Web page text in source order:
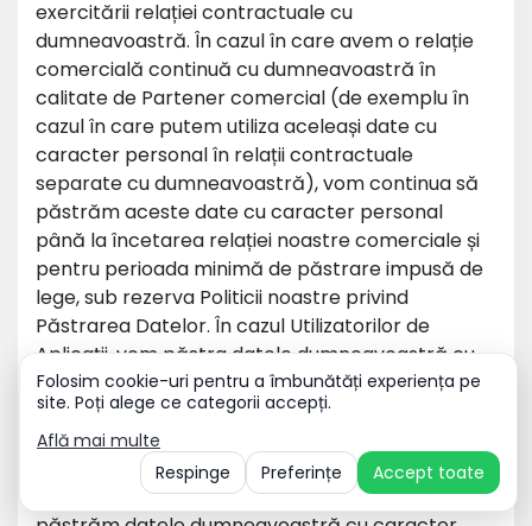
exercitării relației contractuale cu
dumneavoastră. În cazul în care avem o relație
comercială continuă cu dumneavoastră în
calitate de Partener comercial (de exemplu în
cazul în care putem utiliza aceleași date cu
caracter personal în relații contractuale
separate cu dumneavoastră), vom continua să
păstrăm aceste date cu caracter personal
până la încetarea relației noastre comerciale și
pentru perioada minimă de păstrare impusă de
lege, sub rezerva Politicii noastre privind
Păstrarea Datelor. În cazul Utilizatorilor de
Aplicații, vom păstra datele dumneavoastră cu
caracter personal pentru perioada în care
Aplicația Mobilă este descărcată sau perioada
indicată de legislația relevantă, sub rezerva
Politicii noastre privind Păstrarea Datelor. Dacă
doriți mai multe informații despre cât timp
Folosim cookie-uri pentru a îmbunătăți experiența pe
site. Poți alege ce categorii accepți.
Află mai multe
Respinge
Preferințe Accept toate